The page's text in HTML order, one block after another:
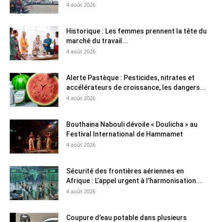
4 août 2026
Historique : Les femmes prennent la tête du
marché du travail...
4 août 2026
Alerte Pastèque : Pesticides, nitrates et
accélérateurs de croissance, les dangers...
4 août 2026
Bouthaina Nabouli dévoile « Doulicha » au
Festival International de Hammamet
4 août 2026
Sécurité des frontières aériennes en
Afrique : L’appel urgent à l’harmonisation...
4 août 2026
Coupure d’eau potable dans plusieurs